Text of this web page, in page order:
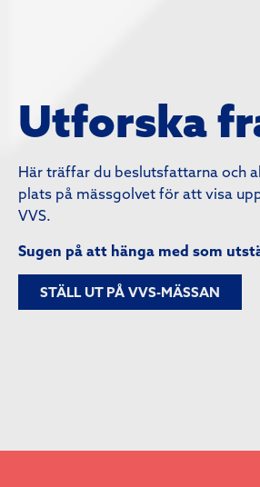
Utforska
Här träffar du beslutsfattarna och
plats på mässgolvet för att visa
VVS.
Sugen på att hänga med som
STÄLL UT PÅ VVS-MÄSSAN